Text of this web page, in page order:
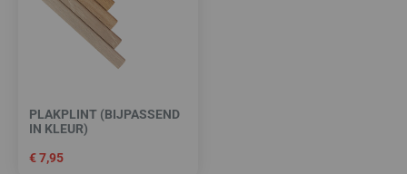
PLAKPLINT (BIJPASSEND
IN KLEUR)
€7,95